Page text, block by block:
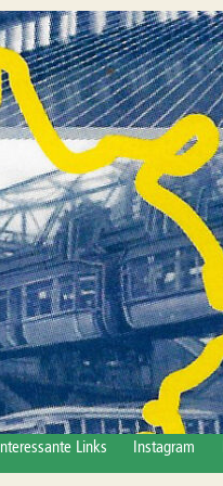
Interessante Links Instagram